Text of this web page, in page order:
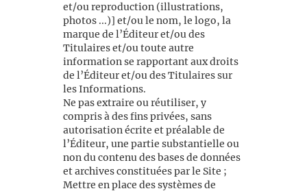
et/ou reproduction (illustrations,
photos ...)] et/ou le nom, le logo, la
marque de l’Éditeur et/ou des
Titulaires et/ou toute autre
information se rapportant aux droits
de l’Éditeur et/ou des Titulaires sur
les Informations.
Ne pas extraire ou réutiliser, y
compris à des fins privées, sans
autorisation écrite et préalable de
l’Éditeur, une partie substantielle ou
non du contenu des bases de données
et archives constituées par le Site ;
Mettre en place des systèmes de